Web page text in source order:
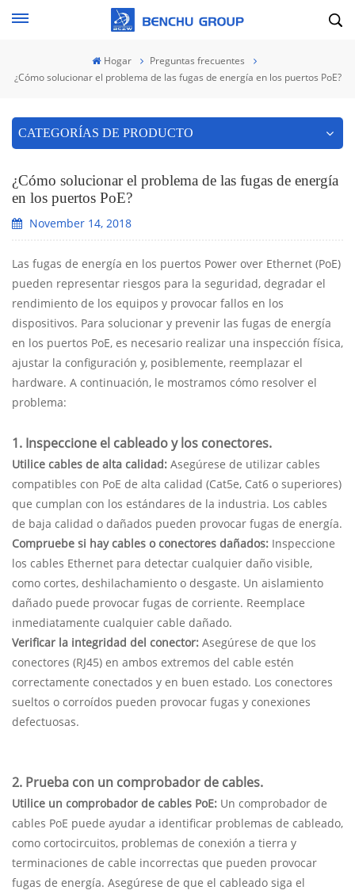
Hogar
Preguntas frecuentes
¿Cómo solucionar el problema de las fugas de energía en los puertos PoE?
CATEGORÍAS DE PRODUCTO
¿Cómo solucionar el problema de las fugas de energía
en los puertos PoE?
November 14, 2018
Las fugas de energía en los puertos Power over Ethernet (PoE)
pueden representar riesgos para la seguridad, degradar el
rendimiento de los equipos y provocar fallos en los
dispositivos. Para solucionar y prevenir las fugas de energía
en los puertos PoE, es necesario realizar una inspección física,
ajustar la configuración y, posiblemente, reemplazar el
hardware. A continuación, le mostramos cómo resolver el
problema:
1. Inspeccione el cableado y los conectores.
Utilice cables de alta calidad: Asegúrese de utilizar cables
compatibles con PoE de alta calidad (Cat5e, Cat6 o superiores)
que cumplan con los estándares de la industria. Los cables
de baja calidad o dañados pueden provocar fugas de energía.
Compruebe si hay cables o conectores dañados: Inspeccione
los cables Ethernet para detectar cualquier daño visible,
como cortes, deshilachamiento o desgaste. Un aislamiento
dañado puede provocar fugas de corriente. Reemplace
inmediatamente cualquier cable dañado.
Verificar la integridad del conector: Asegúrese de que los
conectores (RJ45) en ambos extremos del cable estén
correctamente conectados y en buen estado. Los conectores
sueltos o corroídos pueden provocar fugas y conexiones
defectuosas.
2. Prueba con un comprobador de cables.
Utilice un comprobador de cables PoE: Un comprobador de
cables PoE puede ayudar a identificar problemas de cableado,
como cortocircuitos, problemas de conexión a tierra y
terminaciones de cable incorrectas que pueden provocar
fugas de energía. Asegúrese de que el cableado siga el